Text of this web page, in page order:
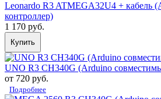
Leonardo R3 ATMEGA32U4 + кабель
контроллер)
1 170 руб.
Купить
UNO R3 CH340G (Arduino
от 720 руб.
Подробнее